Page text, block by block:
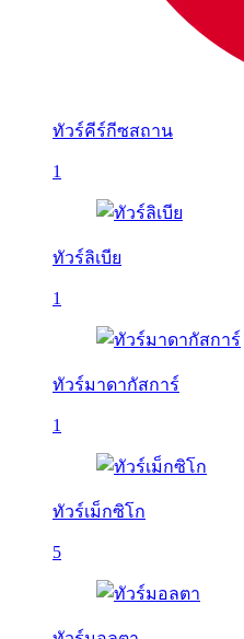
ทัวร์คีร์กีซสถาน
1
ทัวร์ลิเบีย
1
ทัวร์มาดากัสการ์
1
ทัวร์เม็กซิโก
5